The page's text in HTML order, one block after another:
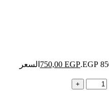
750,00 EGP
السعر